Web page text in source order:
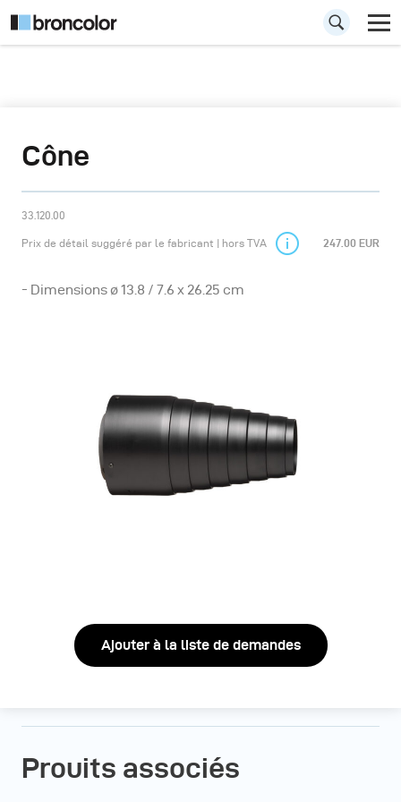
Cône
33.120.00
Prix de détail suggéré par le fabricant | hors TVA 247.00 EUR
- Dimensions ø 13.8 / 7.6 x 26.25 cm
Ajouter à la liste de demandes
Prouits associés